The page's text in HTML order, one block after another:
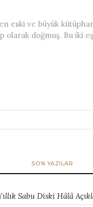
eski ve büyük
olarak doğmuş. Bu iki
SON YAZILAR
Sabu Diski Hâlâ